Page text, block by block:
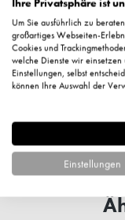
Um Sie ausführlich zu
großartiges Webseiten-
Cookies und
welche Dienste wir
Einstellungen, selbst
können Ihre Auswahl der
Einstellungen